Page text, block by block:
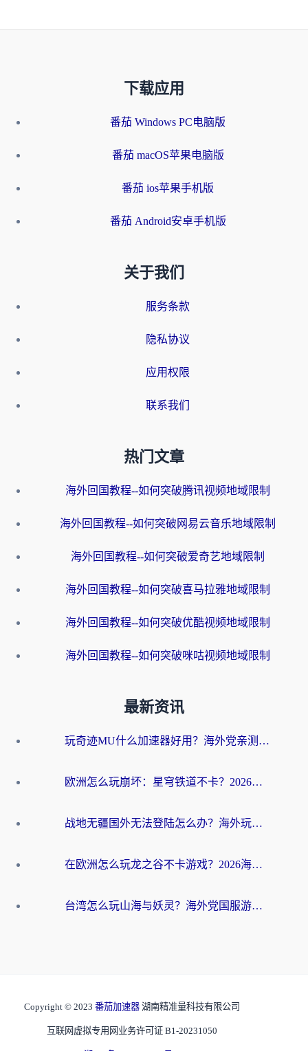
下载应用
番茄 Windows PC电脑版
番茄 macOS苹果电脑版
番茄 ios苹果手机版
番茄 Android安卓手机版
关于我们
服务条款
隐私协议
应用权限
联系我们
热门文章
海外回国教程--如何突破腾讯视频地域限制
海外回国教程--如何突破网易云音乐地域限制
海外回国教程--如何突破爱奇艺地域限制
海外回国教程--如何突破喜马拉雅地域限制
海外回国教程--如何突破优酷视频地域限制
海外回国教程--如何突破咪咕视频地域限制
最新资讯
玩奇迹MU什么加速器好用？海外党亲测：这款加速器让你告别延迟卡顿！
欧洲怎么玩崩坏：星穹铁道不卡？2026海外玩家国服游戏加速器终极攻略
战地无疆国外无法登陆怎么办？海外玩家国服畅玩终极指南（附欧服魔兽EVE加速方案）
在欧洲怎么玩龙之谷不卡游戏？2026海外党国服游戏加速全攻略
台湾怎么玩山海与妖灵？海外党国服游戏加速全攻略，告别延迟卡顿
Copyright © 2023 番茄加速器 湖南精准量科技有限公司
互联网虚拟专用网业务许可证 B1-20231050